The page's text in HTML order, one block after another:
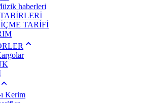
haberleri
TARİFİ
Kerim